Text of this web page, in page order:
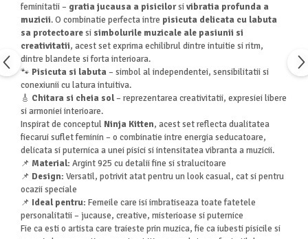
feminitatii – gratia jucausa a pisicilorsivibratia profunda a
muzicii. O combinatie perfecta intre pisicuta delicata cu labuta
sa protectoaresi simbolurile muzicale ale pasiunii si
creativitatii, acest set exprima echilibrul dintre intuitie si ritm,
dintre blandete si forta interioara.
🐾 Pisicuta si labuta – simbol al independentei, sensibilitatii si
conexiunii cu latura intuitiva.
🎸 Chitara si cheia sol– reprezentarea creativitatii, expresiei libere
si armoniei interioare.
Inspirat de conceptul Ninja Kitten, acest set reflecta dualitatea
fiecarui suflet feminin – o combinatie intre energia seducatoare,
delicata si puternica a unei pisici si intensitatea vibranta a muzicii.
📌 Material: Argint 925 cu detalii fine si stralucitoare
📌 Design: Versatil, potrivit atat pentru un look casual, cat si pentru
ocazii speciale
📌 Ideal pentru: Femeile care isi imbratiseaza toate fatetele
personalitatii – jucause, creative, misterioase si puternice
Fie ca esti o artista care traieste prin muzica, fie ca iubesti pisicile si